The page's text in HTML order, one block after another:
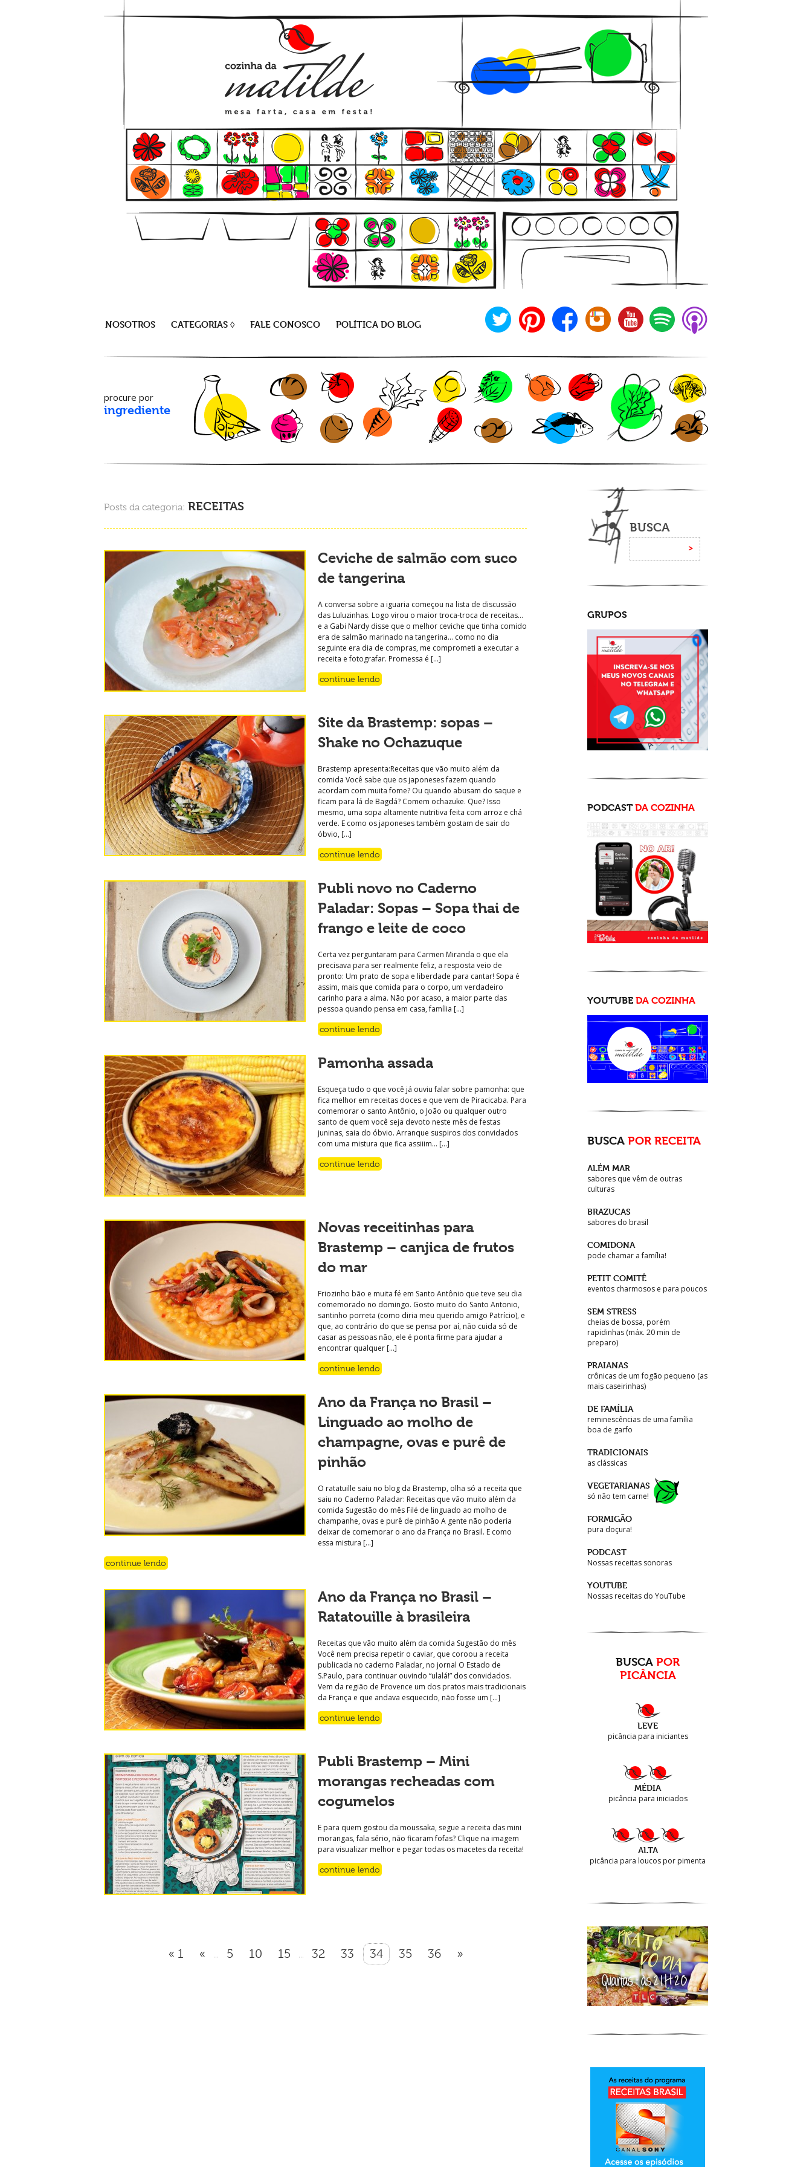
NOSOTROS CATEGORIAS ◊ FALE CONOSCO POLÍTICA DO BLOG
procure por
ingrediente
Posts da categoria: RECEITAS
Ceviche de salmão com suco
de tangerina
A conversa sobre a iguaria começou na lista de discussão
das Luluzinhas. Logo virou o maior troca-troca de receitas…
e a Gabi Nardy disse que o melhor ceviche que tinha comido
era de salmão marinado na tangerina… como no dia
seguinte era dia de compras, me comprometi a executar a
receita e fotografar. Promessa é […]
continue lendo
Site da Brastemp: sopas –
Shake no Ochazuque
Brastemp apresenta:Receitas que vão muito além da
comida Você sabe que os japoneses fazem quando
acordam com muita fome? Ou quando abusam do saque e
ficam para lá de Bagdá? Comem ochazuke. Que? Isso
mesmo, uma sopa altamente nutritiva feita com arroz e chá
verde. E como os japoneses também gostam de sair do
óbvio, […]
continue lendo
Publi novo no Caderno
Paladar: Sopas – Sopa thai de
frango e leite de coco
Certa vez perguntaram para Carmen Miranda o que ela
precisava para ser realmente feliz, a resposta veio de
pronto: Um prato de sopa e liberdade para cantar! Sopa é
assim, mais que comida para o corpo, um verdadeiro
carinho para a alma. Não por acaso, a maior parte das
pessoa quando pensa em casa, família […]
continue lendo
Pamonha assada
Esqueça tudo o que você já ouviu falar sobre pamonha: que
fica melhor em receitas doces e que vem de Piracicaba. Para
comemorar o santo Antônio, o João ou qualquer outro
santo de quem você seja devoto neste mês de festas
juninas, saia do óbvio. Arranque suspiros dos convidados
com uma mistura que fica assiiim… […]
continue lendo
Novas receitinhas para
Brastemp – canjica de frutos
do mar
Friozinho bão e muita fé em Santo Antônio que teve seu dia
comemorado no domingo. Gosto muito do Santo Antonio,
santinho porreta (como diria meu querido amigo Patrício), e
que, ao contrário do que se pensa por aí, não cuida só de
casar as pessoas não, ele é ponta firme para ajudar a
encontrar qualquer […]
continue lendo
Ano da França no Brasil –
Linguado ao molho de
champagne, ovas e purê de
pinhão
O ratatuille saiu no blog da Brastemp, olha só a receita que
saiu no Caderno Paladar: Receitas que vão muito além da
comida Sugestão do mês Filé de linguado ao molho de
champanhe, ovas e purê de pinhão A gente não poderia
deixar de comemorar o ano da França no Brasil. E como
essa mistura […]
continue lendo
Ano da França no Brasil –
Ratatouille à brasileira
Receitas que vão muito além da comida Sugestão do mês
Você nem precisa repetir o caviar, que coroou a receita
publicada no caderno Paladar, no jornal O Estado de
S.Paulo, para continuar ouvindo “ulalá!” dos convidados.
Vem da região de Provence um dos pratos mais tradicionais
da França e que andava esquecido, não fosse um […]
continue lendo
Publi Brastemp – Mini
morangas recheadas com
cogumelos
E para quem gostou da moussaka, segue a receita das mini
morangas, fala sério, não ficaram fofas? Clique na imagem
para visualizar melhor e pegar todas os macetes da receita!
continue lendo
« 1 « ... 5 10 15 ... 32 33 34 35 36 »
BUSCA
GRUPOS
PODCASTDA COZINHA
YOUTUBE DA COZINHA
BUSCA POR RECEITA
ALÉM MAR
sabores que vêm de outras
culturas
BRAZUCAS
sabores do brasil
COMIDONA
pode chamar a família!
PETIT COMITÊ
eventos charmosos e para poucos
SEM STRESS
cheias de bossa, porém
rapidinhas (máx. 20 min de
preparo)
PRAIANAS
crônicas de um fogão pequeno (as
mais caseirinhas)
DE FAMÍLIA
reminescências de uma família
boa de garfo
TRADICIONAIS
as clássicas
VEGETARIANAS
só não tem carne!
FORMIGÃO
pura doçura!
PODCAST
Nossas receitas sonoras
YOUTUBE
Nossas receitas do YouTube
BUSCA POR
PICÂNCIA
LEVE
picância para iniciantes
MÉDIA
picância para iniciados
ALTA
picância para loucos por pimenta